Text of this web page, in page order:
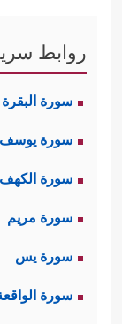
روابط
سورة البقرة
سورة يوسف
سورة الكهف
سورة مريم
سورة يس
سورة